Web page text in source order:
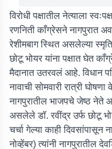
विरोधी पक्षातील नेत्याला
रणनिती काँग्रेसने नागपुरात
रेशीमबाग स्थित असलेल्या
छोटू भोयर यांना पक्षात घेत
मैदानात उतरवलं आहे. विधान
नावाची सोमवारी रात्री घोषणा
नागपुरातील भाजपचे जेष्ठ नेते
असलेले डॉ. रवींद्र उर्फ छोटू
चर्चा गेल्या काही दिवसांपासून
नोव्हेंबर) त्यांनी नागपुरातील